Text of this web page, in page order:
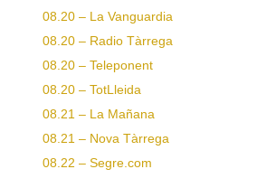
08.20 – La Vanguardia
08.20 – Radio Tàrrega
08.20 – Teleponent
08.20 – TotLleida
08.21 – La Mañana
08.21 – Nova Tàrrega
08.22 – Segre.com